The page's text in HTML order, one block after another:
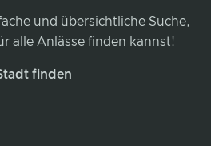
und übersichtliche Suche,
alle Anlässe finden kannst!
finden